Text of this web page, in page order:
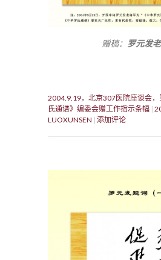
赠稿： 罗元发
2004.9.19，北京307医院座谈会
氏通谱》编委会赠工作指示条幅
LUOXUNSEN 添加评论